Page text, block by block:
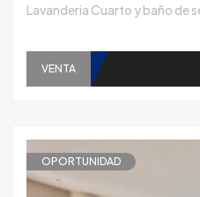
Lavanderia Cuarto y baño de
VENTA
OPORTUNIDAD